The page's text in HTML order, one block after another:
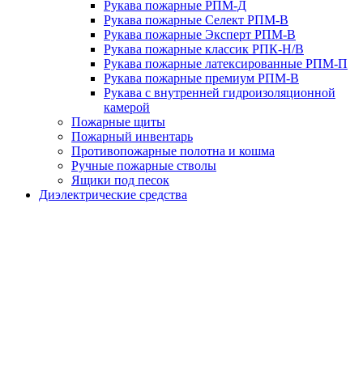
Рукава пожарные РПМ-Д
Рукава пожарные Селект РПМ-В
Рукава пожарные Эксперт РПМ-В
Рукава пожарные классик РПК-Н/В
Рукава пожарные латексированные РПМ-П
Рукава пожарные премиум РПМ-В
Рукава с внутренней гидроизоляционной
камерой
Пожарные щиты
Пожарный инвентарь
Противопожарные полотна и кошма
Ручные пожарные стволы
Ящики под песок
Диэлектрические средства